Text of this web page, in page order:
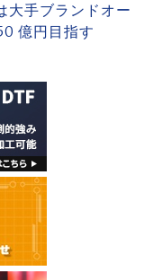
手ブランドオー
億円目指す